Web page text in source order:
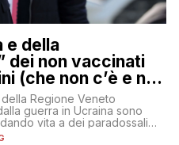
e della
dei non vaccinati
(che non c’è e non
Regione Veneto
guerra in Ucraina sono
vita a dei paradossali